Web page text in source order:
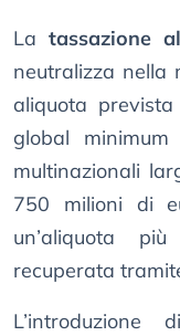
La tassazione
neutralizza nella
aliquota
global
multinazionali
750 milioni di
un’aliquota
recuperata